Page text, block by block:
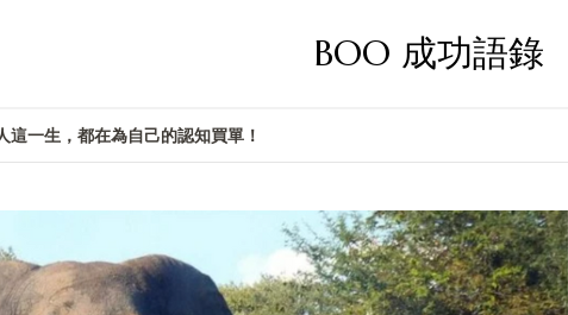
BOO 成功語錄
一生，都在為自己的認知買單！